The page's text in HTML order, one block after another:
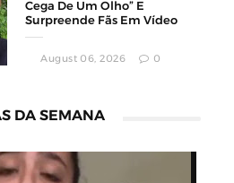
Cega De Um Olho” E
Surpreende Fãs Em Vídeo
August 06, 2026 0
DA SEMANA